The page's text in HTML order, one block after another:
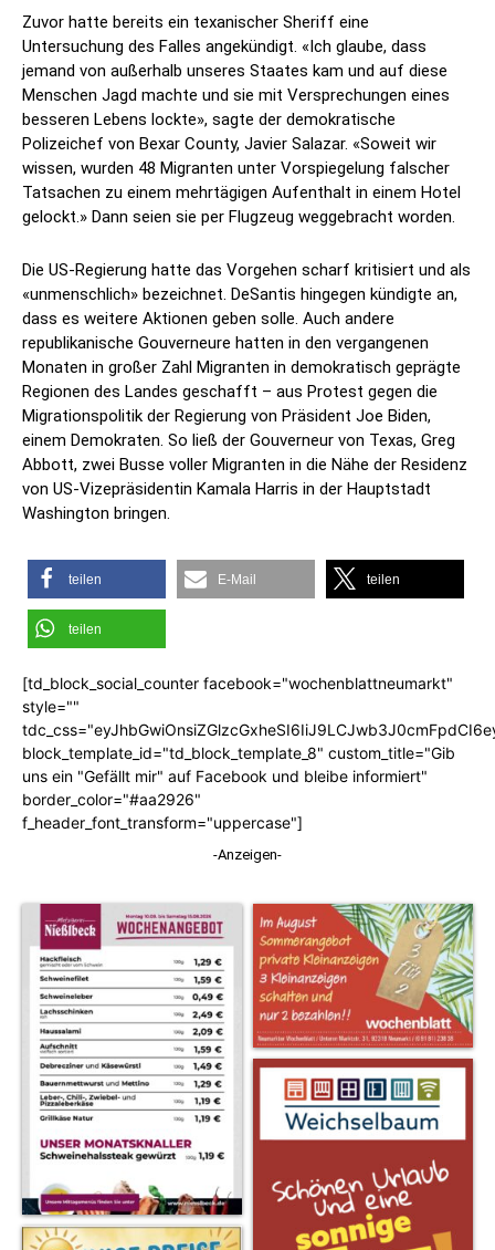
Zuvor hatte bereits ein texanischer Sheriff eine
Untersuchung des Falles angekündigt. «Ich glaube, dass
jemand von außerhalb unseres Staates kam und auf diese
Menschen Jagd machte und sie mit Versprechungen eines
besseren Lebens lockte», sagte der demokratische
Polizeichef von Bexar County, Javier Salazar. «Soweit wir
wissen, wurden 48 Migranten unter Vorspiegelung falscher
Tatsachen zu einem mehrtägigen Aufenthalt in einem Hotel
gelockt.» Dann seien sie per Flugzeug weggebracht worden.
Die US-Regierung hatte das Vorgehen scharf kritisiert und als
«unmenschlich» bezeichnet. DeSantis hingegen kündigte an,
dass es weitere Aktionen geben solle. Auch andere
republikanische Gouverneure hatten in den vergangenen
Monaten in großer Zahl Migranten in demokratisch geprägte
Regionen des Landes geschafft – aus Protest gegen die
Migrationspolitik der Regierung von Präsident Joe Biden,
einem Demokraten. So ließ der Gouverneur von Texas, Greg
Abbott, zwei Busse voller Migranten in die Nähe der Residenz
von US-Vizepräsidentin Kamala Harris in der Hauptstadt
Washington bringen.
teilen E-Mail teilen
teilen
[td_block_social_counter facebook="wochenblattneumarkt"
style=""
block_template_id="td_block_template_8" custom_title="Gib
uns ein "Gefällt mir" auf Facebook und bleibe informiert"
border_color="#aa2926"
f_header_font_transform="uppercase"]
-Anzeigen-